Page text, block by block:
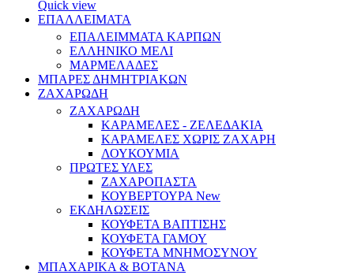
Quick view
ΕΠΑΛΛΕΙΜΑΤΑ
ΕΠΑΛΕΙΜΜΑΤΑ ΚΑΡΠΩΝ
ΕΛΛΗΝΙΚΟ ΜΕΛΙ
ΜΑΡΜΕΛΑΔΕΣ
ΜΠΑΡΕΣ ΔΗΜΗΤΡΙΑΚΩΝ
ΖΑΧΑΡΩΔΗ
ΖΑΧΑΡΩΔΗ
ΚΑΡΑΜΕΛΕΣ - ΖΕΛΕΔΑΚΙΑ
ΚΑΡΑΜΕΛΕΣ ΧΩΡΙΣ ΖΑΧΑΡΗ
ΛΟΥΚΟΥΜΙΑ
ΠΡΩΤΕΣ ΥΛΕΣ
ΖΑΧΑΡΟΠΑΣΤΑ
ΚΟΥΒΕΡΤΟΥΡΑNew
ΕΚΔΗΛΩΣΕΙΣ
ΚΟΥΦΕΤΑ ΒΑΠΤΙΣΗΣ
ΚΟΥΦΕΤΑ ΓΑΜΟΥ
ΚΟΥΦΕΤΑ ΜΝΗΜΟΣΥΝΟΥ
ΜΠΑΧΑΡΙΚΑ & ΒΟΤΑΝΑ